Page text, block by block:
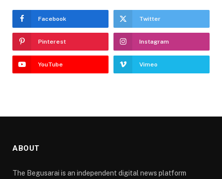
Facebook Twitter
Pinterest Instagram
YouTube Vimeo
ABOUT
The Begusarai is an independent digital news platform